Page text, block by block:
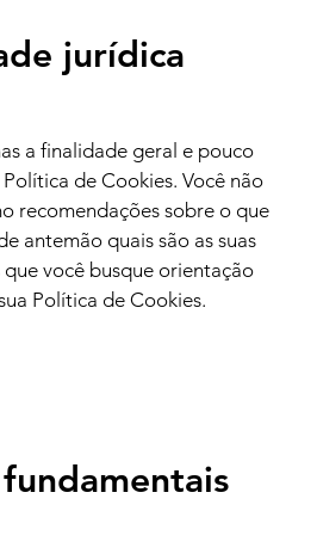
jurídica
a finalidade geral e pouco
de Cookies. Você não
recomendações sobre o que
antemão quais são as suas
você busque orientação
Política de Cookies.